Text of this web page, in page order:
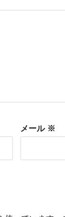
メール ※